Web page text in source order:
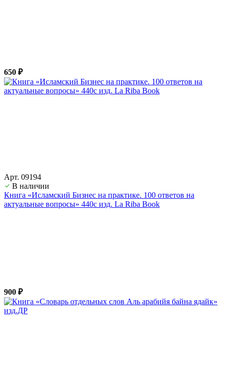
650 ₽
Арт. 09194
В наличии
Книга «Исламский Бизнес на практике. 100 ответов на
актуальные вопросы» 440с изд. La Riba Book
900 ₽